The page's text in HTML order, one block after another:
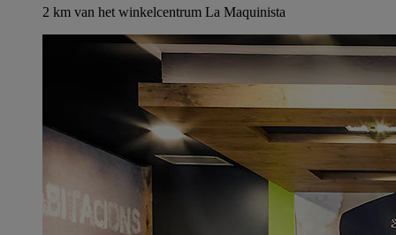
2 km van het winkelcentrum La Maquinista